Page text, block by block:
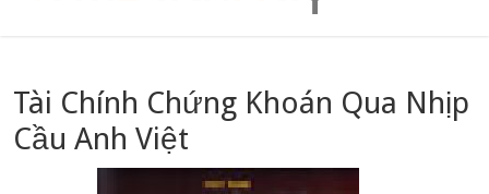
Tài Chính Chứng Khoán Qua Nhịp
Cầu Anh Việt